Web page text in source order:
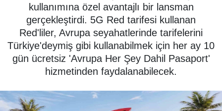
kullanımına özel avantajlı bir lansman
gerçekleştirdi. 5G Red tarifesi kullanan
Red'liler, Avrupa seyahatlerinde tarifelerini
Türkiye'deymiş gibi kullanabilmek için her ay 10
gün ücretsiz 'Avrupa Her Şey Dahil Pasaport'
hizmetinden faydalanabilecek.
KADIN
KÜLTÜR SANAT
MAGAZİN